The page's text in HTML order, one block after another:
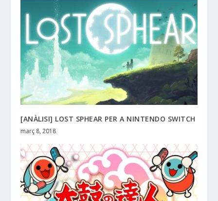
[ANÀLISI] LOST SPHEAR PER A NINTENDO SWITCH
març 8, 2018